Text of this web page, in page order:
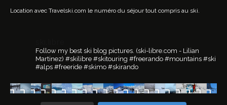
Location avec Travelski.com le numéro du séjour tout compris au ski.
Follow my best ski blog pictures. (ski-libre.com - Lilian
Martinez) #skilibre #skitouring #freerando #mountains #ski
#alps #freeride #skimo #skirando